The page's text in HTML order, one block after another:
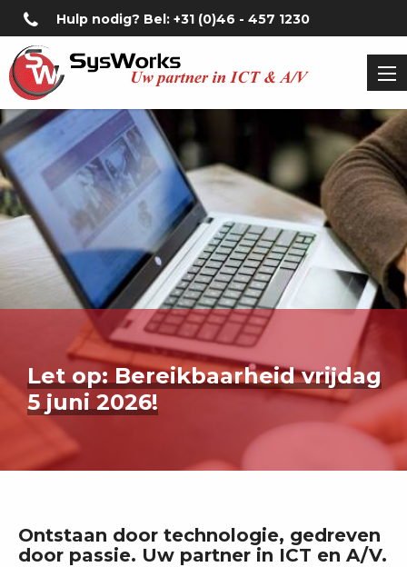
Hulp nodig? Bel: +31 (0)46 - 457 1230
Ontstaan door technologie, gedreven
door passie. Uw partner in ICT en A/V.
Let op: Bereikbaarheid vrijdag
5 juni 2026!